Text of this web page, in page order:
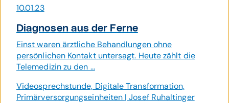
10.01.23
Diagnosen aus der Ferne
Einst waren ärztliche Behandlungen ohne
persönlichen Kontakt untersagt. Heute zählt die
Telemedizin zu den ...
Videosprechstunde, Digitale Transformation,
Primärversorgungseinheiten | Josef Ruhaltinger